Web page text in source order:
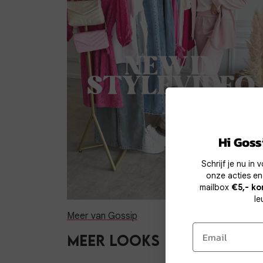
Meer van Gossip
Meer looks
Wij
te
Hi
Schrijf je nu in
onze acties
mailbox €5,-